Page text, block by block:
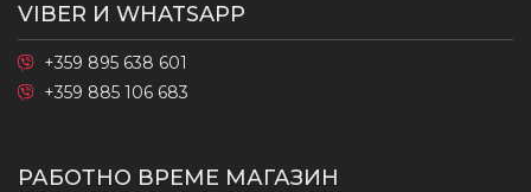
VIBER И WHATSAPP
+359 895 638 601
+359 885 106 683
РАБОТНО ВРЕМЕ МАГАЗИН